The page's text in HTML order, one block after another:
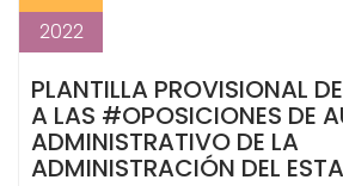
2022
PLANTILLA PROVISIONAL
A LAS #OPOSICIONES DE
ADMINISTRATIVO DE LA
ADMINISTRACIÓN DEL